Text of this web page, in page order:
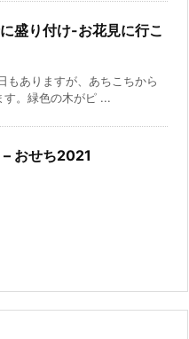
盛り付け-お花見に行こ
ありますが、あちこちから
す。緑色の木がピ ...
おせち2021